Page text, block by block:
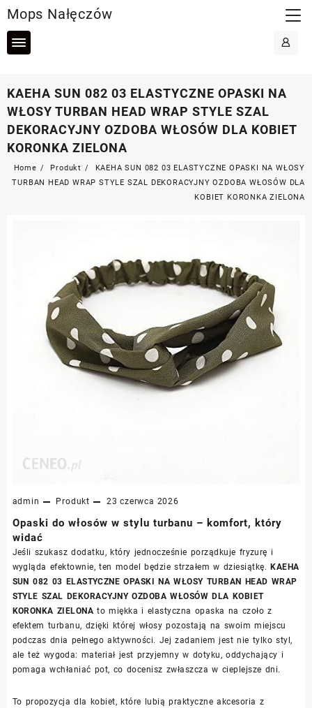
to
content
Mops Nałęczów
KAEHA SUN 082 03 ELASTYCZNE OPASKI NA
WŁOSY TURBAN HEAD WRAP STYLE SZAL
DEKORACYJNY OZDOBA WŁOSÓW DLA KOBIET
KORONKA ZIELONA
Home Produkt
KAEHA SUN 082 03 ELASTYCZNE OPASKI NA WŁOSY
TURBAN HEAD WRAP STYLE SZAL DEKORACYJNY OZDOBA WŁOSÓW DLA
KOBIET KORONKA ZIELONA
admin Produkt 23 czerwca 2026
Opaski do włosów w stylu turbanu – komfort, który
widać
Jeśli szukasz dodatku, który jednocześnie porządkuje fryzurę i
wygląda efektownie, ten model będzie strzałem w dziesiątkę. KAEHA
SUN 082 03 ELASTYCZNE OPASKI NA WŁOSY TURBAN HEAD WRAP
STYLE SZAL DEKORACYJNY OZDOBA WŁOSÓW DLA KOBIET
KORONKA ZIELONA to miękka i elastyczna opaska na czoło z
efektem turbanu, dzięki której włosy pozostają na swoim miejscu
podczas dnia pełnego aktywności. Jej zadaniem jest nie tylko styl,
ale też wygoda: materiał jest przyjemny w dotyku, oddychający i
pomaga wchłaniać pot, co docenisz zwłaszcza w cieplejsze dni.
To propozycja dla kobiet, które lubią praktyczne akcesoria z